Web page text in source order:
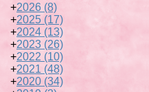
+2026 (8)
+2025 (17)
+2024 (13)
+2023 (26)
+2022 (10)
+2021 (48)
+2020 (34)